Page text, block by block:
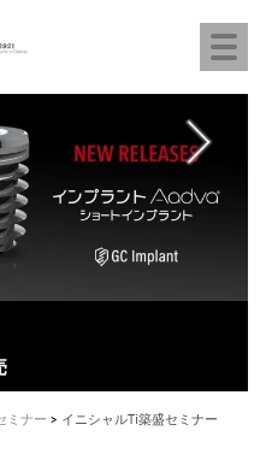
to your quality of life
ー
ブック」公開
ック テクノロジーブッ
Prime
ミナー イニシャルTi築盛セミナー